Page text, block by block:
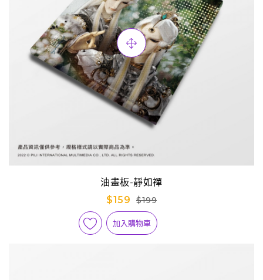
油畫板-靜如禪
$159
$199
加入購物車